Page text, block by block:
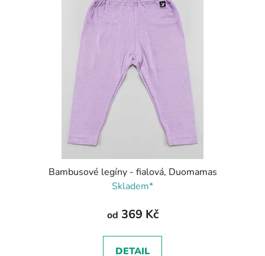
Bambusové legíny - fialová, Duomamas
Skladem*
od 369 Kč
DETAIL